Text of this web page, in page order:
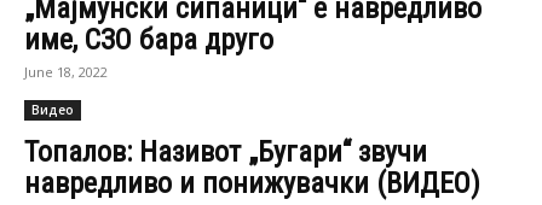
„Мајмунски сипаници“ е навредливо
име, СЗО бара друго
June 18, 2022
Видео
Топалов: Називот „Бугари“ звучи
навредливо и понижувачки (ВИДЕО)